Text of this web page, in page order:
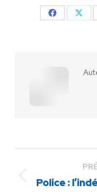
Partager
Police :